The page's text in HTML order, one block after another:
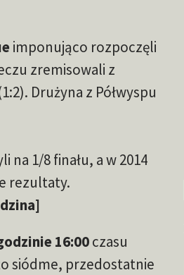
imponująco rozpoczęli
zremisowali z
Drużyna z Półwyspu
1/8 finału, a w 2014
rezultaty.
16:00czasu
siódme, przedostatnie